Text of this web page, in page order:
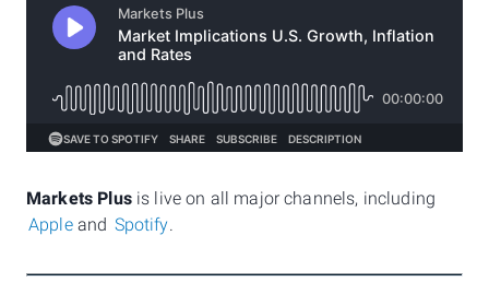
Markets Plusis live on all major channels, including
Appleand Spotify.